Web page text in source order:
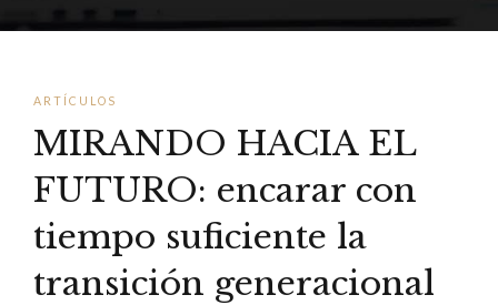
ARTÍCULOS
MIRANDO HACIA EL
FUTURO: encarar con
tiempo suficiente la
transición generacional